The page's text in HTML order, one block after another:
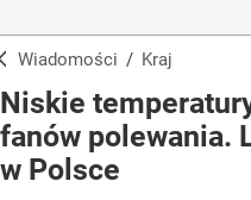
Wiadomości / Kraj
Niskie
fanów polewania.
w Polsce